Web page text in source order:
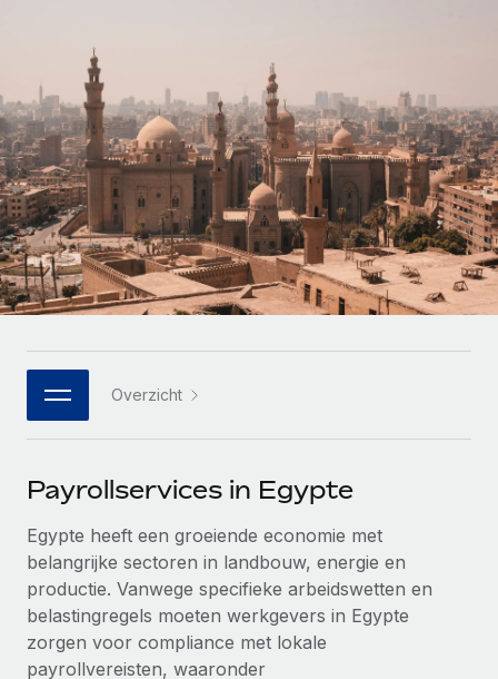
PEO
Ingewikkelde HR-taken eenvoudig uitbesteden
INFRASTRUCTUUR
Remote Embedded
HR naadloos in workflows integreren
Platform
Ingebouwde essentiële HR-functies voor je team
Integraties
DIENSTEN
Vraag een expert
Krijg hulp van global HR- en juridische experts
Achtergrondonderzoek
Vereenvoudig het screeningsproces van
GROEIFASE
Start-ups
Flexibele global HR en payroll solutions voor groeiende
bedrijven
Mid-market
Teams uitbreiden met HR solutions op maat
Enterprise
Global HR voor grote bedrijven
WERK MET ONS SAMEN
Strategische technologiepartners
Een partner worden
Ontdek hoe je met ons kunt samenwerken
Remote Build
Integraties en advies over AI-automatiseringen
CASESTUDY'S
Ontdek valuta-opties en betaalsnelheden voor
internationale zzp'ers
LEREN MET REMOTE
Onderzoek en gidsen
Casestudy's
HR-woordenlijst
Checklists en templates
Webinars
Newsroom
Inzicht in salaris en talent
Inzichtencentrum
Support
Nederlands
Français
Deutsch
Español
Italiano
Português (Portugal)
日本語
한국어
Overzicht
Payrollservices in Egypte
Egypte heeft een groeiende economie met
belangrijke sectoren in landbouw, energie en
productie. Vanwege specifieke arbeidswetten en
belastingregels moeten werkgevers in Egypte
zorgen voor compliance met lokale
payrollvereisten, waaronder